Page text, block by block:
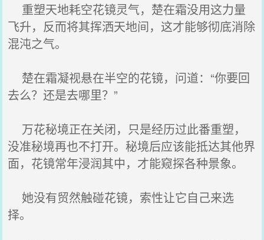
重塑天地耗空花镜灵气，楚在霜没用这力量
飞升，反而将其挥洒天地间，这才能够彻底消除
混沌之气。
楚在霜凝视悬在半空的花镜，问道：“你要回
去么？还是去哪里？”
万花秘境正在关闭，只是经历过此番重塑，
没准秘境再也不打开。秘境后应该能抵达其他界
面，花镜常年浸润其中，才能窥探各种景象。
她没有贸然触碰花镜，索性让它自己来选
择。